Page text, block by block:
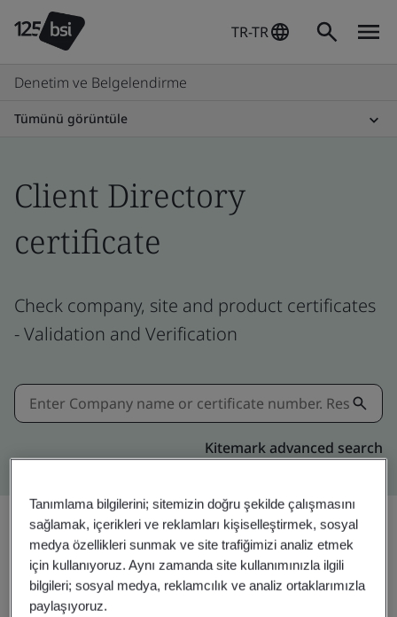
TR-TR
Denetim ve Belgelendirme
Tümünü görüntüle
Client Directory
certificate
Check company, site and product certificates
- Validation and Verification
Kitemark advanced search
Paylaşın:
Tanımlama bilgilerini; sitemizin doğru şekilde çalışmasını
sağlamak, içerikleri ve reklamları kişiselleştirmek, sosyal
medya özellikleri sunmak ve site trafiğimizi analiz etmek
için kullanıyoruz. Aynı zamanda site kullanımınızla ilgili
bilgileri; sosyal medya, reklamcılık ve analiz ortaklarımızla
paylaşıyoruz.